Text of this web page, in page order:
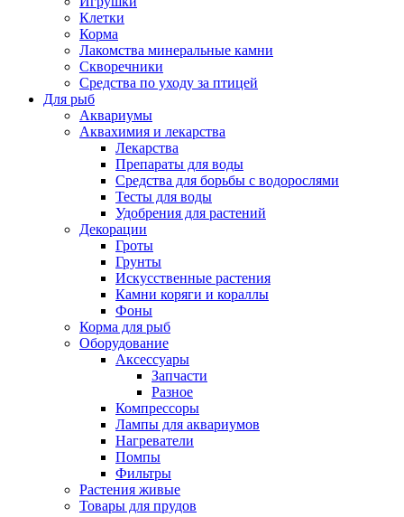
Клетки
Корма
Лакомства минеральные камни
Скворечники
Средства по уходу за птицей
Для рыб
Аквариумы
Аквахимия и лекарства
Лекарства
Препараты для воды
Средства для борьбы с водорослями
Тесты для воды
Удобрения для растений
Декорации
Гроты
Грунты
Искусственные растения
Камни коряги и кораллы
Фоны
Корма для рыб
Оборудование
Аксессуары
Запчасти
Разное
Компрессоры
Лампы для аквариумов
Нагреватели
Помпы
Фильтры
Растения живые
Товары для прудов